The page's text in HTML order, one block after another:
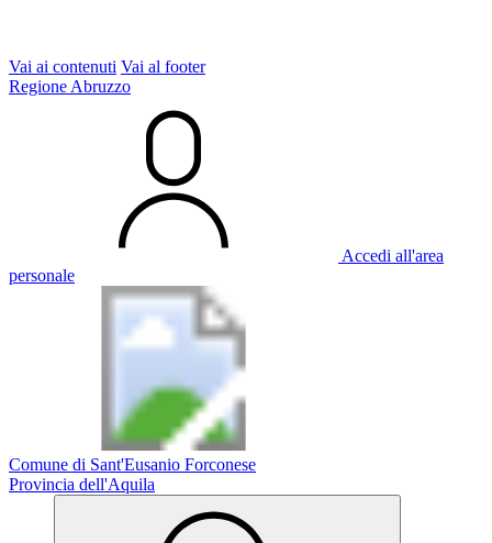
Vai ai contenuti Vai al footer
Regione Abruzzo
Accedi all'area
personale
Comune di Sant'Eusanio Forconese
Provincia dell'Aquila